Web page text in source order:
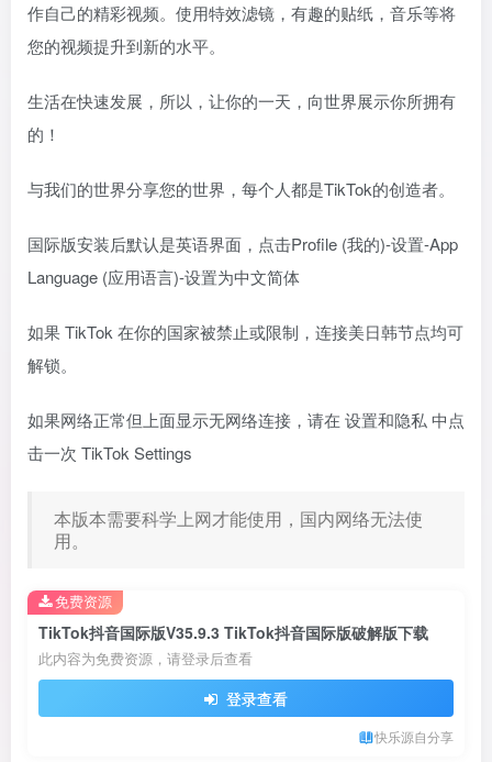
作自己的精彩视频。使用特效滤镜，有趣的贴纸，音乐等将
您的视频提升到新的水平。
生活在快速发展，所以，让你的一天，向世界展示你所拥有
的！
与我们的世界分享您的世界，每个人都是TikTok的创造者。
国际版安装后默认是英语界面，点击Profile (我的)-设置-App
Language (应用语言)-设置为中文简体
如果 TikTok 在你的国家被禁止或限制，连接美日韩节点均可
解锁。
如果网络正常但上面显示无网络连接，请在 设置和隐私 中点
击一次 TikTok Settings
本版本需要科学上网才能使用，国内网络无法使
用。
TikTok抖音国际版V35.9.3 TikTok抖音国际版破解版下载
此内容为免费资源，请登录后查看
登录查看
快乐源自分享
免费资源